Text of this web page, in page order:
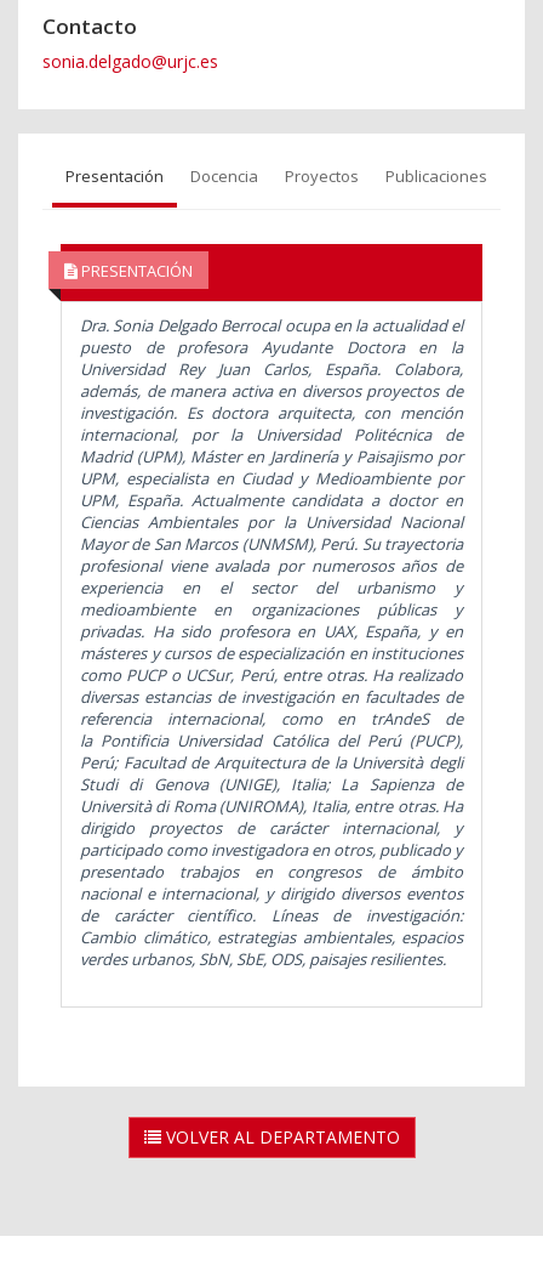
Contacto
sonia.delgado@urjc.es
Presentación Docencia Proyectos Publicaciones
PRESENTACIÓN
Dra. Sonia Delgado Berrocal ocupa en la actualidad el
puesto de profesora Ayudante Doctora en la
Universidad Rey Juan Carlos, España. Colabora,
además, de manera activa en diversos proyectos de
investigación. Es doctora arquitecta, con mención
internacional, por la Universidad Politécnica de
Madrid (UPM), Máster en Jardinería y Paisajismo por
UPM, especialista en Ciudad y Medioambiente por
UPM, España. Actualmente candidata a doctor en
Ciencias Ambientales por la Universidad Nacional
Mayor de San Marcos (UNMSM), Perú. Su trayectoria
profesional viene avalada por numerosos años de
experiencia en el sector del urbanismo y
medioambiente en organizaciones públicas y
privadas. Ha sido profesora en UAX, España, y en
másteres y cursos de especialización en instituciones
como PUCP o UCSur, Perú, entre otras. Ha realizado
diversas estancias de investigación en facultades de
referencia internacional, como en trAndeS de
la Pontificia Universidad Católica del Perú (PUCP),
Perú; Facultad de Arquitectura de la Università degli
Studi di Genova (UNIGE), Italia; La Sapienza de
Università di Roma (UNIROMA), Italia, entre otras. Ha
dirigido proyectos de carácter internacional, y
participado como investigadora en otros, publicado y
presentado trabajos en congresos de ámbito
nacional e internacional, y dirigido diversos eventos
de carácter científico. Líneas de investigación:
Cambio climático, estrategias ambientales, espacios
verdes urbanos,SbN, SbE, ODS, paisajes resilientes.
VOLVER AL DEPARTAMENTO